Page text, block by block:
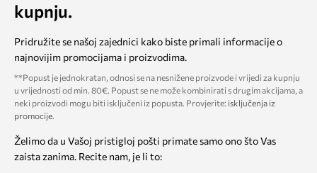
kupnju.
Pridružite se našoj zajednici kako biste primali informacije o
najnovijim promocijama i proizvodima.
**Popust je jednokratan, odnosi se na nesnižene proizvode i vrijedi za kupnju
u vrijednosti od min. 80€. Popust se ne može kombinirati s drugim akcijama, a
neki proizvodi mogu biti isključeni iz popusta. Provjerite: isključenja iz
promocije.
Želimo da u Vašoj pristigloj pošti primate samo ono što Vas
zaista zanima. Recite nam, je li to: